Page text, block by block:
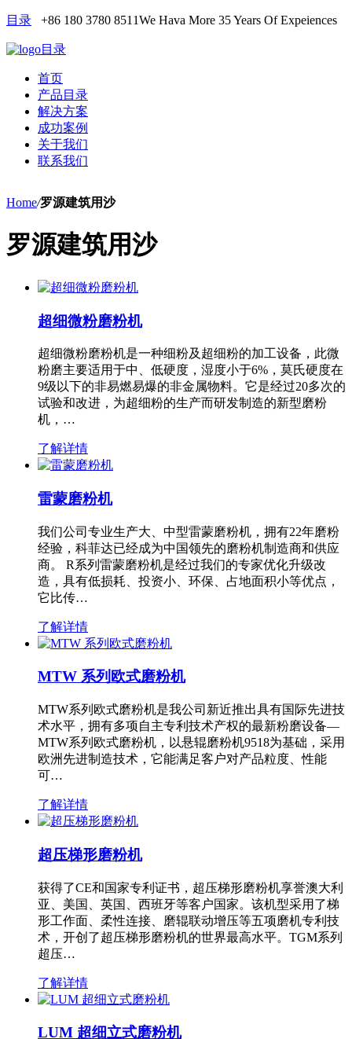
目录 +86 180 3780 8511We Hava More 35 Years Of Expeiences
目录
首页
产品目录
解决方案
成功案例
关于我们
联系我们
Home/罗源建筑用沙
罗源建筑用沙
超细微粉磨粉机
超细微粉磨粉机是一种细粉及超细粉的加工设备，此微
粉磨主要适用于中、低硬度，湿度小于6%，莫氏硬度在
9级以下的非易燃易爆的非金属物料。它是经过20多次的
试验和改进，为超细粉的生产而研发制造的新型磨粉
机，…
了解详情
雷蒙磨粉机
我们公司专业生产大、中型雷蒙磨粉机，拥有22年磨粉
经验，科菲达已经成为中国领先的磨粉机制造商和供应
商。 R系列雷蒙磨粉机是经过我们的专家优化升级改
造，具有低损耗、投资小、环保、占地面积小等优点，
它比传…
了解详情
MTW 系列欧式磨粉机
MTW系列欧式磨粉机是我公司新近推出具有国际先进技
术水平，拥有多项自主专利技术产权的最新粉磨设备—
MTW系列欧式磨粉机，以悬辊磨粉机9518为基础，采用
欧洲先进制造技术，它能满足客户对产品粒度、性能
可…
了解详情
超压梯形磨粉机
获得了CE和国家专利证书，超压梯形磨粉机享誉澳大利
亚、美国、英国、西班牙等客户国家。该机型采用了梯
形工作面、柔性连接、磨辊联动增压等五项磨机专利技
术，开创了超压梯形磨粉机的世界最高水平。TGM系列
超压…
了解详情
LUM 超细立式磨粉机